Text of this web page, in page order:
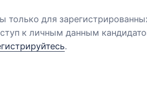
только для
к личным данным
.